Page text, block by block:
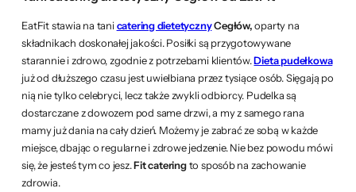
EatFit stawia na tanicatering dietetycznyCegłów,oparty na
składnikach doskonałej jakości. Posiłki są przygotowywane
starannie i zdrowo, zgodnie z potrzebami klientów.Dieta pudełkowa
już od dłuższego czasu jest uwielbiana przez tysiące osób. Sięgają po
nią nie tylko celebryci, lecz także zwykli odbiorcy. Pudelka są
dostarczane z dowozem pod same drzwi, a my z samego rana
mamy już dania na cały dzień. Możemy je zabrać ze sobą w każde
miejsce, dbając o regularne i zdrowe jedzenie. Nie bez powodu mówi
się, że jesteś tym co jesz.Fit cateringto sposób na zachowanie
zdrowia.